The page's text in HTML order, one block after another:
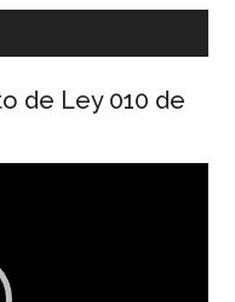
de Ley 010 de